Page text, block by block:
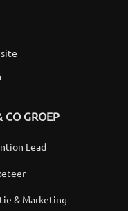
CO GROEP
Lead
& Marketing